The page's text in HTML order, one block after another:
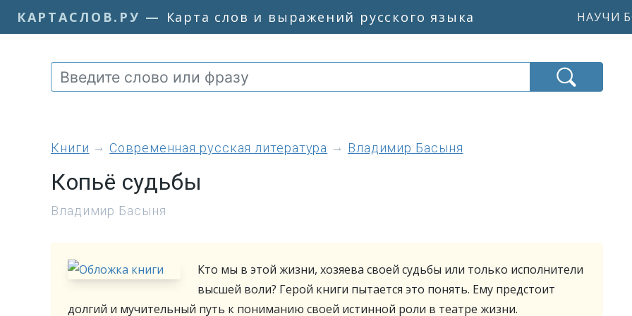
КАРТАСЛОВ.РУ — Карта слов и выражений русского языка НАУЧИ
книги Современная русская литература Владимир Басыня
Копьё судьбы
Владимир Басыня
Кто мы в этой жизни, хозяева своей судьбы или только исполнители
высшей воли? Герой книги пытается это понять. Ему предстоит
долгий и мучительный путь к пониманию своей истинной роли в театре жизни.